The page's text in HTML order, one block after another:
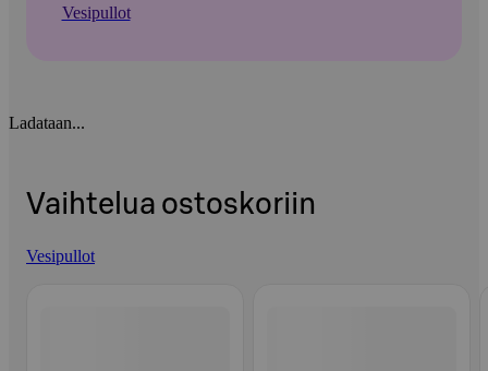
Vesipullot
Ladataan...
Vaihtelua ostoskoriin
Vesipullot